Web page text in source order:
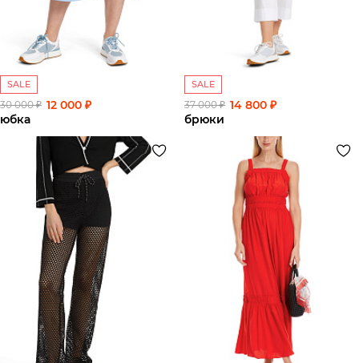
SALE
30 000 ₽ 12 000 ₽
юбка
SALE
37 000 ₽ 14 800 ₽
брюки